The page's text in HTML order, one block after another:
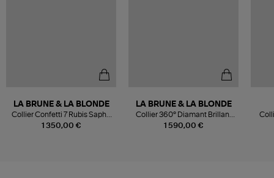
1 350,00 €
LA BRUNE & LA BLONDE
Collier Confetti 7 Rubis Saphir
Tsavorite Améthyste Or Jaune
1 590,00 €
LA BRUNE & LA BLONDE
Collier 360° Diamant Brillant
0,20 Or Blanc